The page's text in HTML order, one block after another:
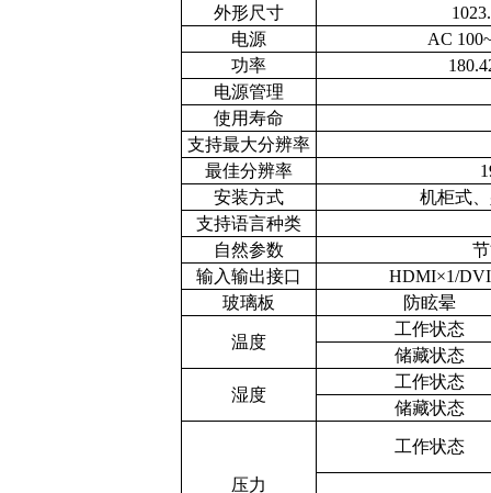
外形尺寸
电源
AC
功率
电源管理
使用寿命
支持最大分辨率
最佳分辨率
安装方式
机柜式
支持语言种类
自然参数
输入输出接口
HDMI×1/DVI
玻璃板
防眩晕
温度
工作状态
储藏状态
湿度
工作状态
储藏状态
压力
工作状态